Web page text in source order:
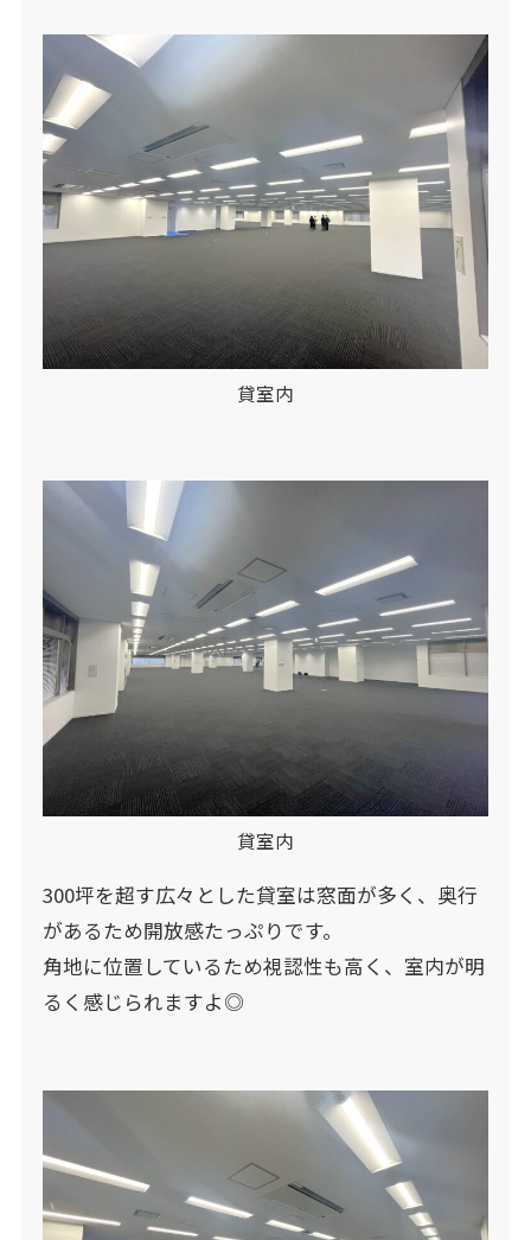
貸室内
貸室内
300坪を超す広々とした貸室は窓面が多く、奥行
があるため開放感たっぷりです。
角地に位置しているため視認性も高く、室内が明
るく感じられますよ◎